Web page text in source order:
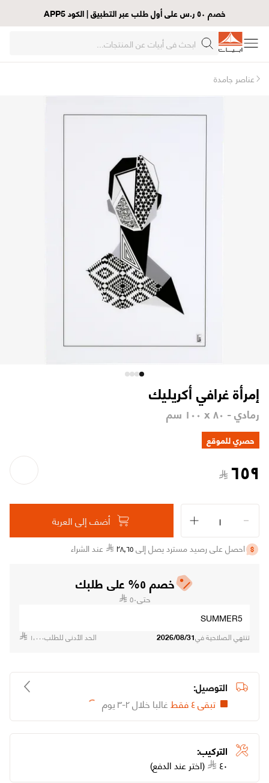
خصم ٥٠ ر.س على أول طلب عبر التطبيق | الكود APP5
عناصر جامدة
إمرأة غرافي أكريليك
رمادي - ٨٠ x ١٠٠ سم
حصري للموقع
٦٥٩
أضف إلى العربة
احصل على رصيد مسترد يصل إلى ٢٨٫٦٥ عند الشراء
خصم ٥% على طلبك
حتى٥٠
SUMMER5
تنتهي الصلاحية في2026/08/31 الحد الأدنى للطلب١،٠٠٠
التوصيل:
تبقى ٤ فقط
غالبا خلال ٢-٣ يوم
التركيب:
٤٠
(اختر عند الدفع)
تابع طلبك
تواصل معنا
اتصل بنا على ٨٠٠١٢١٥٥٥٥ (٩٦٦+)
الشكاوى والاقتراحات
متاجرنا
الاسترجاع والاستبدال
الشروط والأحكام
سياسة الخصوصية
سياسة التوصيل
شهادة تسجيل في ضريبة القيمة المضافة
بيانات السجل التجاري
من نحن
وظائفنا